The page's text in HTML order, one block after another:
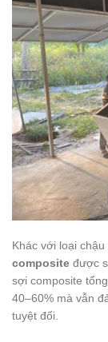
Khác với loại
composite được
sợi composite
40–60% mà vẫn
tuyệt đối.